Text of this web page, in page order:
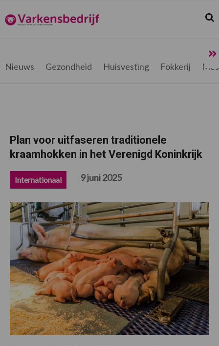
de
hoofdnavigatie
de
hoofd
de
eerste
de
voettekst
Varkensbedrijf.be
Nieuws Gezondheid Huisvesting Fokkerij
Plan voor uitfaseren traditionele
kraamhokken in het Verenigd Koninkrijk
Internationaal 9 juni 2025